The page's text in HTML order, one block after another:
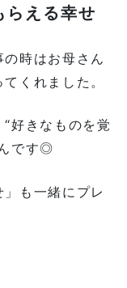
える幸せ
時はお母さん
くれました。
好きなものを覚
です◎
」も一緒にプレ